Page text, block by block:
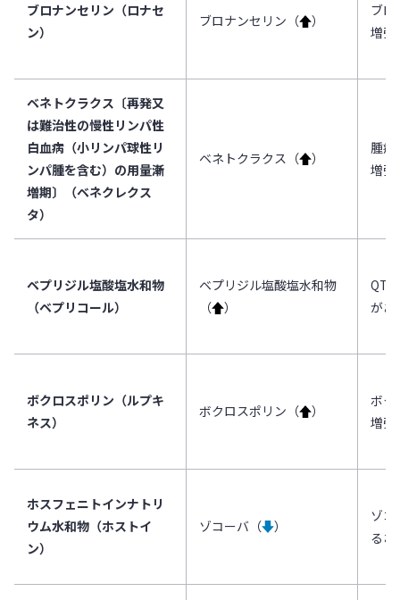
ブロナンセリン（ロナセ
ン）
ブロナンセリン（↑）
ブロ
増強
ベネトクラクス〔再発又
は難治性の慢性リンパ性
白血病（小リンパ球性リ
ンパ腫を含む）の用量漸
増期〕（ベネクレクス
タ）
ベネトクラクス（↑）
腫瘍
増強
ベプリジル塩酸塩水和物
（ベプリコール）
ベプリジル塩酸塩水和物
（↑）
QT
があ
ボクロスポリン（ルプキ
ネス）
ボクロスポリン（↑）
ボク
増強
ホスフェニトインナトリ
ウム水和物（ホストイ
ン）
ゾコーバ（↓）
ゾコ
るお